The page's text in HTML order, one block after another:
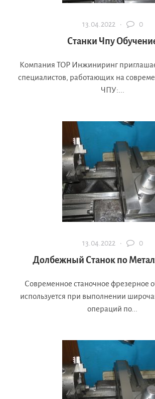
13.04.2022 · 0
Станки Чпу
Компания ТОР Инжиниринг
специалистов, работающих на
ЧПУ:...
13.04.2022 · 0
Долбежный Станок по
Современное станочное фрезерное
используется при выполнении
операций по...